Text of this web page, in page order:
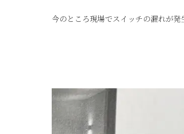
今のところ現場でスイッチの漏れが発